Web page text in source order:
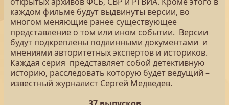
каждом фильме будут выдвинуты версии, во
многом меняющие ранее существующее
представление о том или ином событии. Версии
будут подкреплены подлинными документами и
мнениями авторитетных экспертов и историков.
Каждая серия представляет собой детективную
историю, расследовать которую будет ведущий –
известный журналист Сергей Медведев.